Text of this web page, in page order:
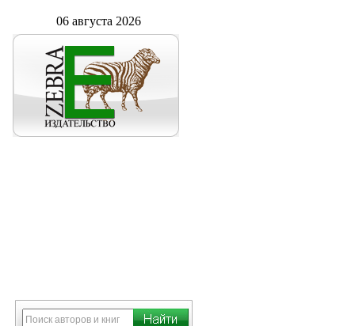
06 августа 2026